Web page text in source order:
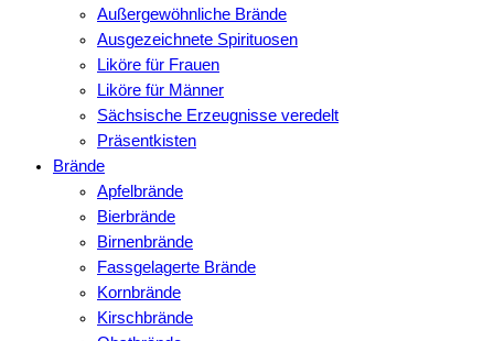
Außergewöhnliche Brände
Ausgezeichnete Spirituosen
Liköre für Frauen
Liköre für Männer
Sächsische Erzeugnisse veredelt
Präsentkisten
Brände
Apfelbrände
Bierbrände
Birnenbrände
Fassgelagerte Brände
Kornbrände
Kirschbrände